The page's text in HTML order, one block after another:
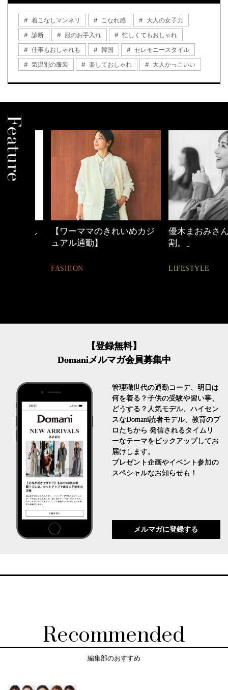
着こなしマンネリ こなれ感
大人の女子力
診断
服のお手入れ
忙しくてもおしゃれ
仕事もおしゃれも
韓国
セレモニースタイル
気温別の服装
楽しておしゃれ 大人かっこいい
【ワーママのきれいめカジ
ュアル通勤】
FASHION
優木まおみさん「
割。」
LIFESTYLE
【登録無料】
Domaniメルマガ会員募集中
管理職世代の通勤コーデ、明日は
何を着る？子供の受験や習い事、
どうする？人気モデル、ハイセン
スなDomani読者モデル、教育のプ
ロたちから 発信されるタイムリ
ーなテーマをピックアップしてお
届けします。
プレゼント企画やイベント参加の
スペシャルなお知らせも！
メルマガに登録する
Recommended
編集部のおすすめ